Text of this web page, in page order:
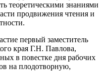
теоретическими знаниями
продвижения чтения и
первый заместитель
края Г.Н. Павлова,
в повестке дня рабочих
на плодотворную,